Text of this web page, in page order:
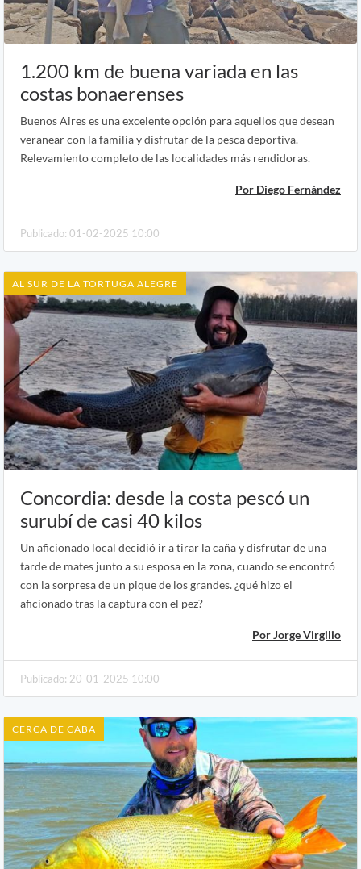
1.200 km de buena variada en las
costas bonaerenses
Buenos Aires es una excelente opción para aquellos que desean
veranear con la familia y disfrutar de la pesca deportiva.
Relevamiento completo de las localidades más rendidoras.
Por Diego Fernández
Publicado: 01-02-2025 10:00
AL SUR DE LA TORTUGA ALEGRE
Concordia: desde la costa pescó un
surubí de casi 40 kilos
Un aficionado local decidió ir a tirar la caña y disfrutar de una
tarde de mates junto a su esposa en la zona, cuando se encontró
con la sorpresa de un pique de los grandes. ¿qué hizo el
aficionado tras la captura con el pez?
Por Jorge Virgilio
Publicado: 20-01-2025 10:00
CERCA DE CABA